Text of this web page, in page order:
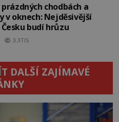
chodbách a
v oknech: Nejděsivější
budí hrůzu
3.3TIS
DALŠÍ ZAJÍMAVÉ